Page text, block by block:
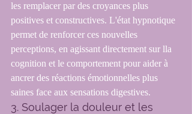
les remplacer par des croyances plus
positives et constructives. L'état hypnotique
permet de renforcer ces nouvelles
perceptions, en agissant directement sur lla
cognition et le comportement pour aider à
ancrer des réactions émotionnelles plus
saines face aux sensations digestives.
3. Soulager la douleur et les